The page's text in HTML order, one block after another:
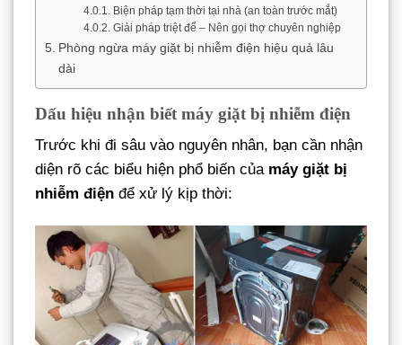
Biện pháp tạm thời tại nhà (an toàn trước mắt)
Giải pháp triệt để – Nên gọi thợ chuyên nghiệp
Phòng ngừa máy giặt bị nhiễm điện hiệu quả lâu
dài
Dấu hiệu nhận biết máy giặt bị nhiễm điện
Trước khi đi sâu vào nguyên nhân, bạn cần nhận
diện rõ các biểu hiện phổ biến của máy giặt bị
nhiễm điện để xử lý kịp thời: